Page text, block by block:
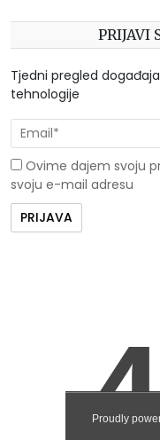
PRIJAVI
Tjedni pregled
tehnologije
Ovime dajem svoju
svoju e-mail adresu